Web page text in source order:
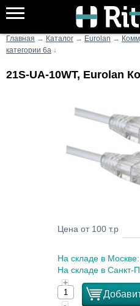
Главная → Каталог → Eurolan →
категории 6а ↓
21S-UA-10WT, Eurolan
Цена от 100 т.р
На складе в
На складе в Санкт-
+